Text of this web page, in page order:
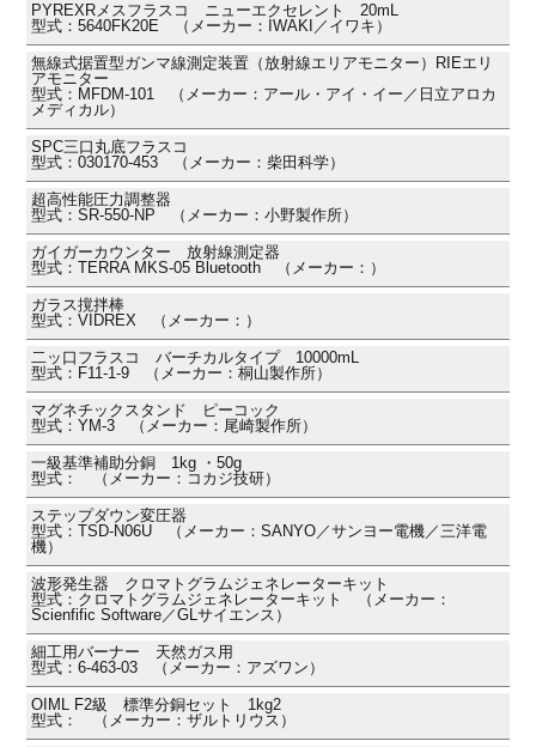
PYREXRメスフラスコ ニューエクセレント 20mL
型式：5640FK20E （メーカー：IWAKI／イワキ）
無線式据置型ガンマ線測定装置（放射線エリアモニター）RIEエリ
アモニター
型式：MFDM-101 （メーカー：アール・アイ・イー／日立アロカ
メディカル）
SPC三口丸底フラスコ
型式：030170-453 （メーカー：柴田科学）
超高性能圧力調整器
型式：SR-550-NP （メーカー：小野製作所）
ガイガーカウンター 放射線測定器
型式：TERRA MKS-05 Bluetooth （メーカー：）
ガラス撹拌棒
型式：VIDREX （メーカー：）
二ッ口フラスコ バーチカルタイプ 10000mL
型式：F11-1-9 （メーカー：桐山製作所）
マグネチックスタンド ピーコック
型式：YM-3 （メーカー：尾崎製作所）
一級基準補助分銅 1kg ・50g
型式： （メーカー：コカジ技研）
ステップダウン変圧器
型式：TSD-N06U （メーカー：SANYO／サンヨー電機／三洋電
機）
波形発生器 クロマトグラムジェネレーターキット
型式：クロマトグラムジェネレーターキット （メーカー：
Scienfific Software／GLサイエンス）
細工用バーナー 天然ガス用
型式：6-463-03 （メーカー：アズワン）
OIML F2級 標準分銅セット 1kg2
型式： （メーカー：ザルトリウス）